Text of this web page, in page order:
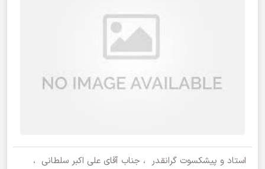
استاد و پیشکسوت گرانقدر ، جناب آقای علی اکبر سلطانی ،